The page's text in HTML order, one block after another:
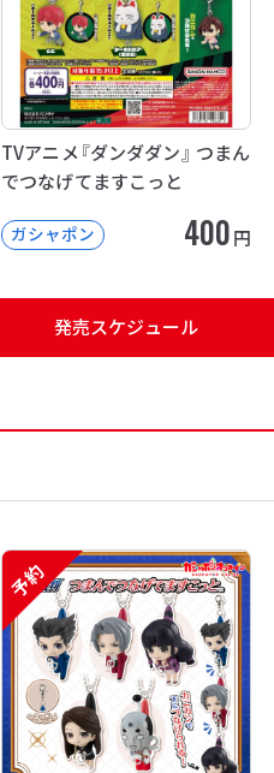
TVアニメ『ダンダダン』 つまん
でつなげてますこっと
ガシャポン 400円
発売スケジュール
予約